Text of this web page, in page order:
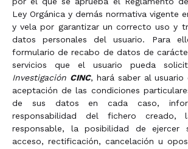
Ley Orgánica y demás normativa vigente
y vela por garantizar un correcto uso y
datos personales del usuario. Para
formulario de recabo de datos de
servicios que el usuario pueda
Investigación CINC, hará saber al
aceptación de las condiciones
de sus datos en cada caso,
responsabilidad del fichero creado,
responsable, la posibilidad de ejercer
acceso, rectificación, cancelación u